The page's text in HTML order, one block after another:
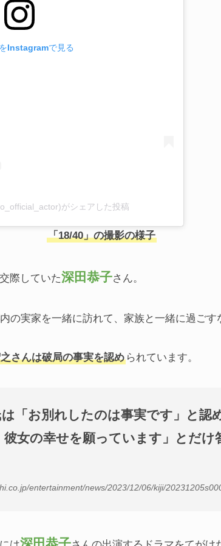
Instagramで見る
がシェアした投稿
「18/40」の撮影の様子
際していた深田恭子さん。
の実家を一緒に訪れて、家族と一緒に過ごす
さんは破局の事実を認め られています。
「お別れしたのは事実です」と認
女の幸せを願っています」とだけ
entertainment/news/2023/12/06/kiji/